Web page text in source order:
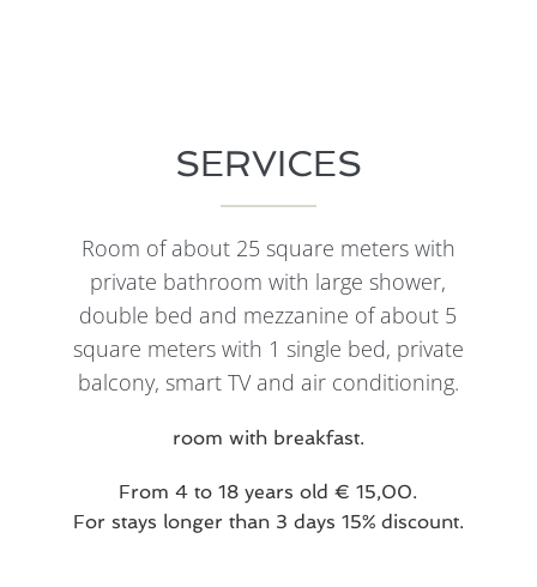
SERVICES
Room of about 25 square meters with
private bathroom with large shower,
double bed and mezzanine of about 5
square meters with 1 single bed, private
balcony, smart TV and air conditioning.
room with breakfast.
From 4 to 18 years old € 15,00.
For stays longer than 3 days 15% discount.